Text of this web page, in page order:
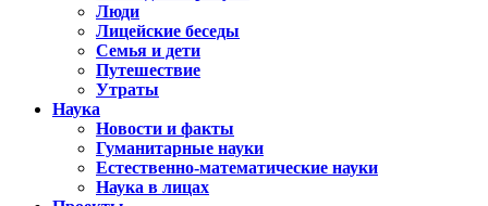
Люди
Лицейские беседы
Семья и дети
Путешествие
Утраты
Наука
Новости и факты
Гуманитарные науки
Естественно-математические науки
Наука в лицах